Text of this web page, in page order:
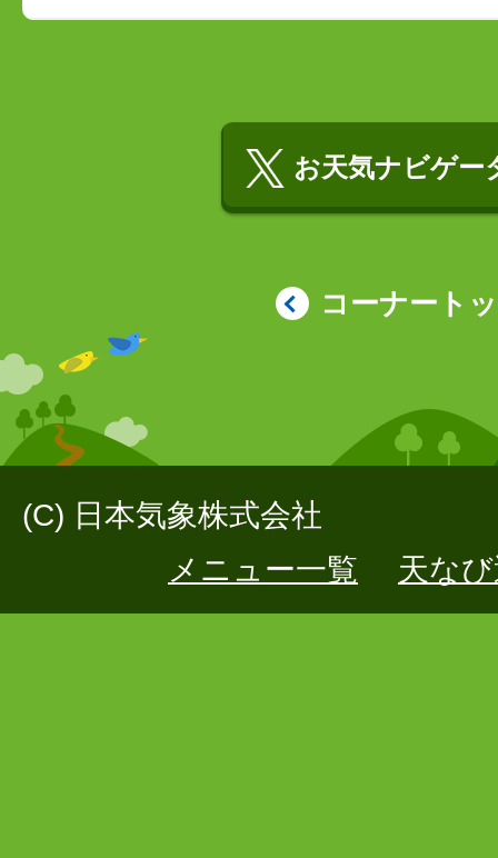
お天気ナビゲー
コーナート
(C) 日本気象株式会社
メニュー一覧
天な